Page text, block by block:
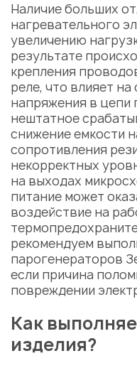
Наличие больших
нагревательного
увеличению
результате
крепления
реле, что влияет
напряжения в цепи
нештатное
снижение емкости
сопротивления
некорректных
на выходах
питание может
воздействие на
рекомендуем
парогенераторов
если причина
повреждении
Как
изделия?